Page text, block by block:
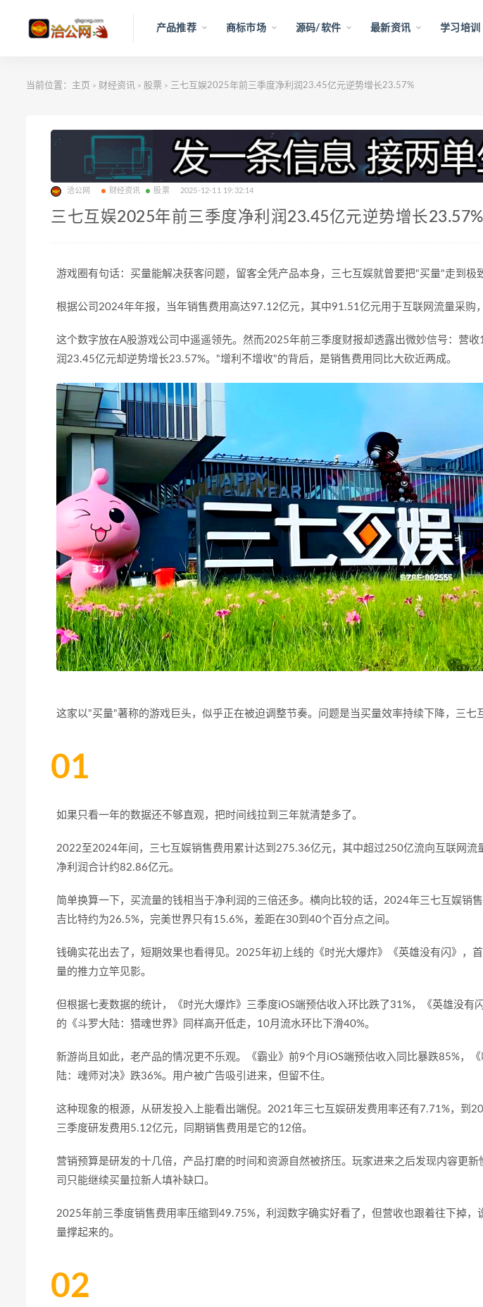
产品推荐 商标市场 源码/软件 最新资讯 学习培训
当前位置： 主页 > 财经资讯 > 股票 > 三七互娱2025年前三季度净利润23.45亿元逆势增长23.57%
洽公网 财经资讯 股票 2025-12-11 19:32:14
三七互娱2025年前三季度净利润23.45亿元逆势增长23.57%
游戏圈有句话：买量能解决获客问题，留客全凭产品本身，三七互娱就曾要把"买量"走到极
根据公司 2024年年报，当年销售费用高达97.12亿元，其中91.51亿元用于互联网流量采购
这个数字放在A股游戏公司中遥遥领先。然而2025年前三季度财报却透露出微妙信号：营收
润 23.45亿元却逆势增长23.57%。 "增利不增收" 的背后，是销售费用同比大砍近两成。
这家以"买量"著称的游戏巨头，似乎正在被迫调整节奏。问题是当买量效率持续下降，三七
01
如果只看一年的数据还不够直观，把时间线拉到三年就清楚多了。
2022 至2024年间，三七互娱销售费用累计达到 275.36亿元，其中超过250亿流向互联网流
净利润合计约82.86亿元。
简单换算一下，买流量的钱相当于净利润的三倍还多。横向比较的话， 2024年三七互娱销
吉比特约为26.5%，完美世界只有 15.6%，差距在30到 40个百分点之间。
钱确实花出去了，短期效果也看得见。 2025年初上线的《时光大爆炸》《英雄没有闪》，
量的推力立竿见影。
但根据七麦数据的统计，《时光大爆炸》三季度iOS端预估收入环比跌了 31%，《英雄没有
的《斗罗大陆：猎魂世界》同样高开低走， 10月流水环比下滑40%。
新游尚且如此，老产品的情况更不乐观。《霸业》前9个月 iOS端预估收入同比暴跌85%，
陆：魂师对决》跌36%。用户被广告吸引进来，但留不住。
这种现象的根源，从研发投入上能看出端倪。 2021年三七互娱研发费用率还有 7.71%，到
三季度研发费用 5.12亿元，同期销售费用是它的12倍。
营销预算是研发的十几倍，产品打磨的时间和资源自然被挤压。玩家进来之后发现内容更
司只能继续买量拉新人填补缺口。
2025年前三季度销售费用率压缩到 49.75%，利润数字确实好看了，但营收也跟着往下掉，
量撑起来的。
02